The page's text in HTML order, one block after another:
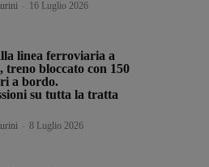
16 Luglio 2026
linea ferroviaria a
treno bloccato con 150
a bordo.
su tutta la tratta
8 Luglio 2026